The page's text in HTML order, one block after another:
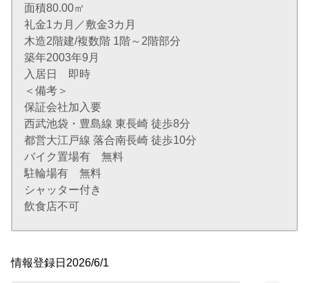
面積80.00㎡
礼金1カ月／敷金3カ月
木造2階建/複数階 1階～2階部分
築年2003年9月
入居日 即時
＜備考＞
保証会社加入要
西武池袋・豊島線 東長崎 徒歩8分
都営大江戸線 落合南長崎 徒歩10分
バイク置場有 無料
駐輪場有 無料
シャッター付き
飲食店不可
情報登録日2026/6/1